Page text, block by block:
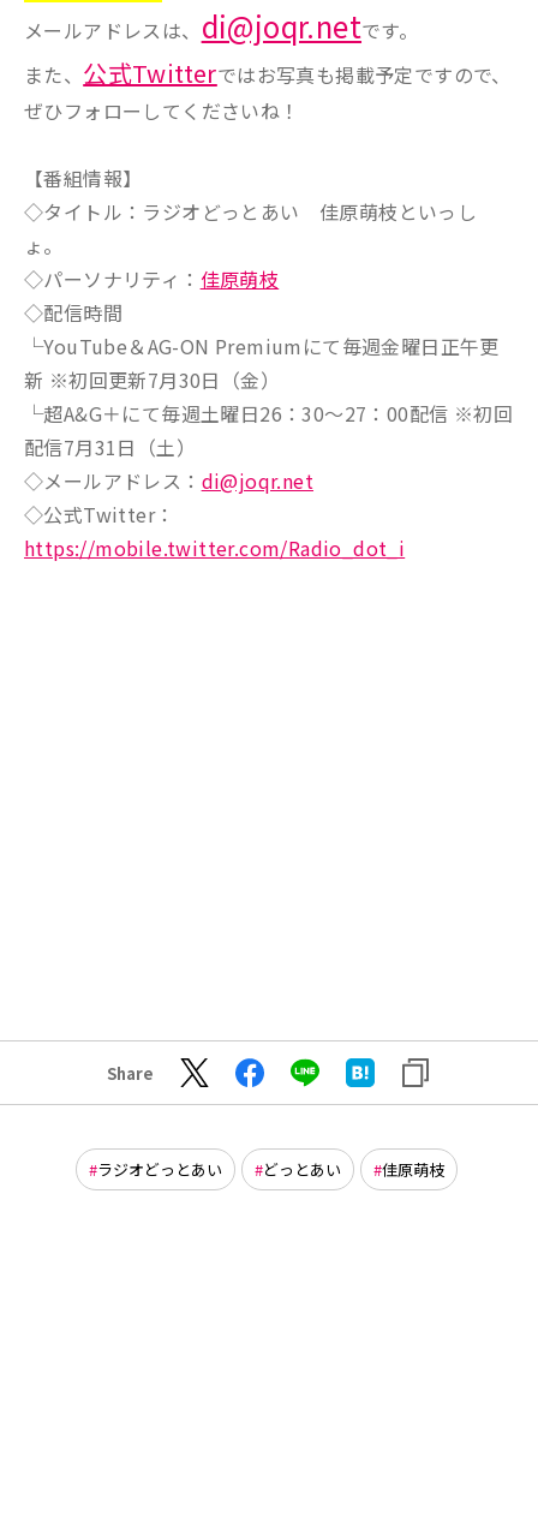
メールアドレスは、 di@joqr.netです。
また、 公式Twitterではお写真も掲載予定ですので、
ぜひフォローしてくださいね！
【番組情報】
◇タイトル：ラジオどっとあい 佳原萌枝といっし
ょ。
◇パーソナリティ： 佳原萌枝
◇配信時間
└YouTube＆AG-ON Premiumにて毎週金曜日正午更
新 ※初回更新7月30日（金）
└超A&G＋にて毎週土曜日26：30～27：00配信 ※初回
配信7月31日（土）
◇メールアドレス： di@joqr.net
◇公式Twitter：
https://mobile.twitter.com/Radio_dot_i
Share
ラジオどっとあい どっとあい 佳原萌枝